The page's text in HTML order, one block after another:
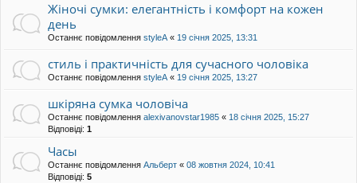
Жіночі сумки: елегантність і комфорт на кожен
день
Останнє повідомлення styleА « 19 січня 2025, 13:31
стиль і практичність для сучасного чоловіка
Останнє повідомлення styleА « 19 січня 2025, 13:27
шкіряна сумка чоловіча
Останнє повідомлення alexivanovstar1985 « 18 січня 2025, 15:27
Відповіді: 1
Часы
Останнє повідомлення Альберт « 08 жовтня 2024, 10:41
Відповіді: 5